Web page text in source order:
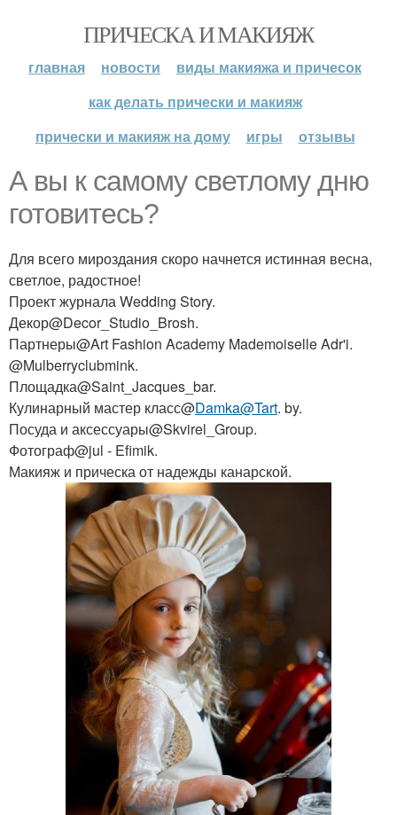
ПРИЧЕСКА И МАКИЯЖ
главная новости
виды макияжа и причесок
как делать прически и макияж
прически и макияж на дому
игры отзывы
А вы к самому светлому дню
готовитесь?
Для всего мироздания скоро начнется истинная весна,
светлое, радостное!
Проект журнала Wedding Story.
Декор@Decor_Studio_Brosh.
Партнеры@Art Fashion Academy Mademoiselle Adr'i.
@Mulberryclubmink.
Площадка@Saint_Jacques_bar.
Кулинарный мастер класс@Damka@Tart. by.
Посуда и аксессуары@Skvirel_Group.
Фотограф@jul - Efimik.
Макияж и прическа от надежды канарской.